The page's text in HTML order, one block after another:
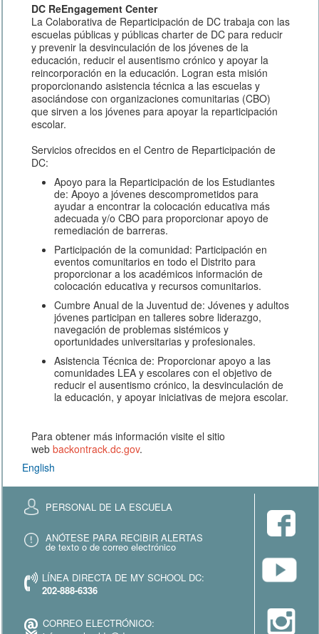
DC ReEngagement Center
La Colaborativa de Reparticipación de DC trabaja con las
escuelas públicas y públicas charter de DC para reducir
y prevenir la desvinculación de los jóvenes de la
educación, reducir el ausentismo crónico y apoyar la
reincorporación en la educación. Logran esta misión
proporcionando asistencia técnica a las escuelas y
asociándose con organizaciones comunitarias (CBO)
que sirven a los jóvenes para apoyar la reparticipación
escolar.
Servicios ofrecidos en el Centro de Reparticipación de
DC:
Apoyo para la Reparticipación de los Estudiantes
de: Apoyo a jóvenes descomprometidos para
ayudar a encontrar la colocación educativa más
adecuada y/o CBO para proporcionar apoyo de
remediación de barreras.
Participación de la comunidad: Participación en
eventos comunitarios en todo el Distrito para
proporcionar a los académicos información de
colocación educativa y recursos comunitarios.
Cumbre Anual de la Juventud de: Jóvenes y adultos
jóvenes participan en talleres sobre liderazgo,
navegación de problemas sistémicos y
oportunidades universitarias y profesionales.
Asistencia Técnica de: Proporcionar apoyo a las
comunidades LEA y escolares con el objetivo de
reducir el ausentismo crónico, la desvinculación de
la educación, y apoyar iniciativas de mejora escolar.
Para obtener más información visite el sitio
web backontrack.dc.gov.
English
PERSONAL DE LA ESCUELA
ANÓTESE PARA RECIBIR ALERTAS
de texto o de correo electrónico
LÍNEA DIRECTA DE MY SCHOOL DC:
202-888-6336
CORREO ELECTRÓNICO: